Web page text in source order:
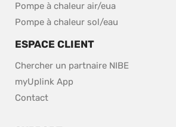
Pompe à chaleur air/eua
Pompe à chaleur sol/eau
ESPACE CLIENT
Chercher un partnaire NIBE
myUplink App
Contact